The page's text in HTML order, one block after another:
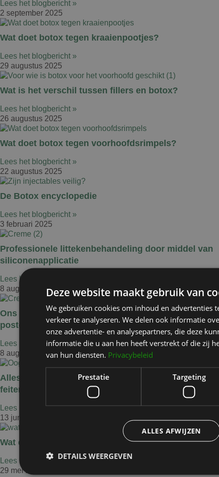
Lees het blogbericht »
2 september 2025
Wat doet botox tegen kraaienpootjes?
Lees het blogbericht »
29 augustus 2025
Wat is het verschil tussen fillers en botox?
Lees het blogbericht »
26 augustus 2025
Wat doet botox tegen voorhoofdsrimpels?
Lees het blogbericht »
22 augustus 2025
De Botox encyclopedie
Lees het blogbericht »
3 februari 2025
Professionele littekenbehandeling door middel van
siliconenapplicatie
Lees het blogbericht »
8 augustus 2024
Ons aanbevolen product voor de beste
postoperatieve zorg voor je littekens.
Lees het blogbericht »
8 augustus 2024
Alles wat je moet weten over een ooglidcorrectie:
feiten en fabels ontkracht
Lees het blogbericht »
13 juni 2024
Wat doet een plastisch chirurg?
Lees het blogbericht »
29 mei 2024
Deze website maakt gebruik van
We gebruiken cookies om inhoud en advertenties
verkeer te analyseren. We delen ook informatie
onze advertentie- en analysepartners, die deze
informatie die u aan hen heeft verstrekt of die zij
van hun diensten. Privacybeleid
Prestatie Targeting
ALLES AFWIJZEN
DETAILS WEERGEVEN